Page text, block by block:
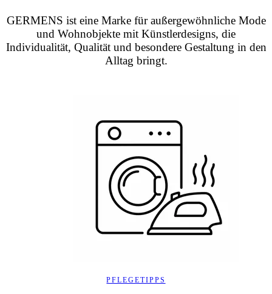
GERMENS ist eine Marke für außergewöhnliche Mode
und Wohnobjekte mit Künstlerdesigns, die
Individualität, Qualität und besondere Gestaltung in den
Alltag bringt.
PFLEGETIPPS